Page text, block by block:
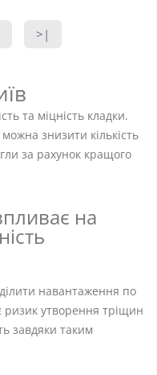
>|
та міцність кладки.
знизити кількість
за рахунок кращого
на
навантаження по
ризик утворення тріщин
завдяки таким